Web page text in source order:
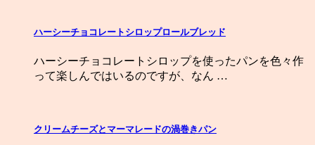
ハーシーチョコレートシロップロールブレッド
ハーシーチョコレートシロップを使ったパンを色々作
って楽しんではいるのですが、なん …
クリームチーズとマーマレードの渦巻きパン